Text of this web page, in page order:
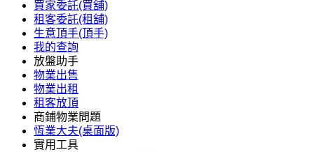
買家委託(買舖)
租客委託(租舖)
生意頂手(頂手)
我的查詢
放盤助手
物業出售
物業出租
租客放頂
商鋪物業問題
恆業大夫(桌面版)
實用工具